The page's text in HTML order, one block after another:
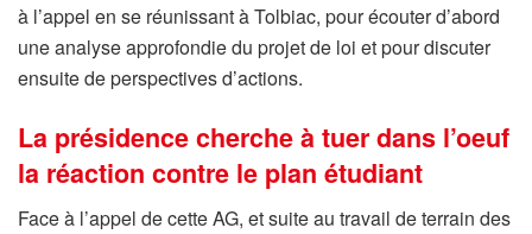
à l’appel en se réunissant à Tolbiac, pour écouter d’abord
une analyse approfondie du projet de loi et pour discuter
ensuite de perspectives d’actions.
La présidence cherche à tuer dans l’oeuf
la réaction contre le plan étudiant
Face à l’appel de cette AG, et suite au travail de terrain des